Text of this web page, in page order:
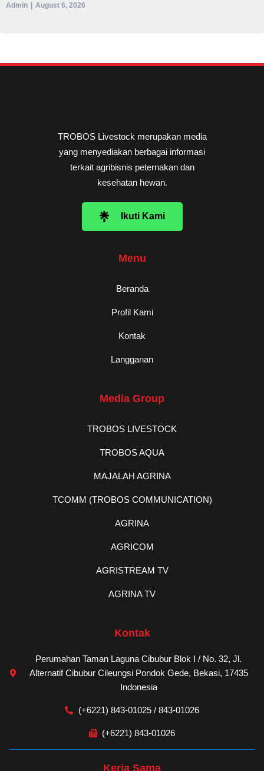
Admin August 6, 2026
TROBOS Livestock merupakan media
yang menyediakan berbagai informasi
terkait agribisnis peternakan dan
kesehatan hewan.
Ikuti Kami
Menu
Beranda
Profil Kami
Kontak
Langganan
Media Group
TROBOS LIVESTOCK
TROBOS AQUA
MAJALAH AGRINA
TCOMM (TROBOS COMMUNICATION)
AGRINA
AGRICOM
AGRISTREAM TV
AGRINA TV
Kontak
Perumahan Taman Laguna Cibubur Blok I / No. 32, Jl.
Alternatif Cibubur Cileungsi Pondok Gede, Bekasi, 17435
Indonesia
(+6221) 843-01025 / 843-01026
(+6221) 843-01026
Kerja Sama